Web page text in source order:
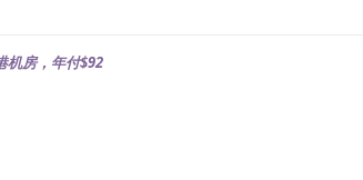
机房，年付$92